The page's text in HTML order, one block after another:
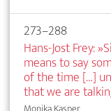
273–288
Hans-Jost Frey:
means to say
of the time […]
that we are